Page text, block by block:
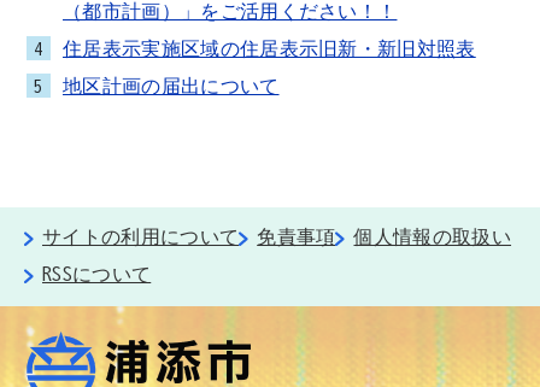
（都市計画）」をご活用ください！！
4 住居表示実施区域の住居表示旧新・新旧対照表
5 地区計画の届出について
サイトの利用について 免責事項
個人情報の取扱い
RSSについて